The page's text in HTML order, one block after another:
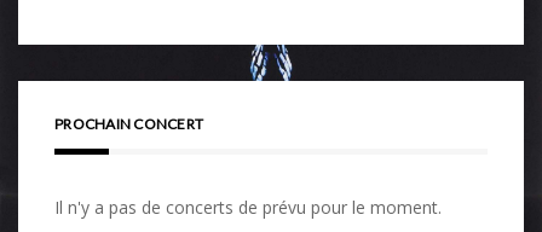
PROCHAIN CONCERT
Il n'y a pas de concerts de prévu pour le moment.